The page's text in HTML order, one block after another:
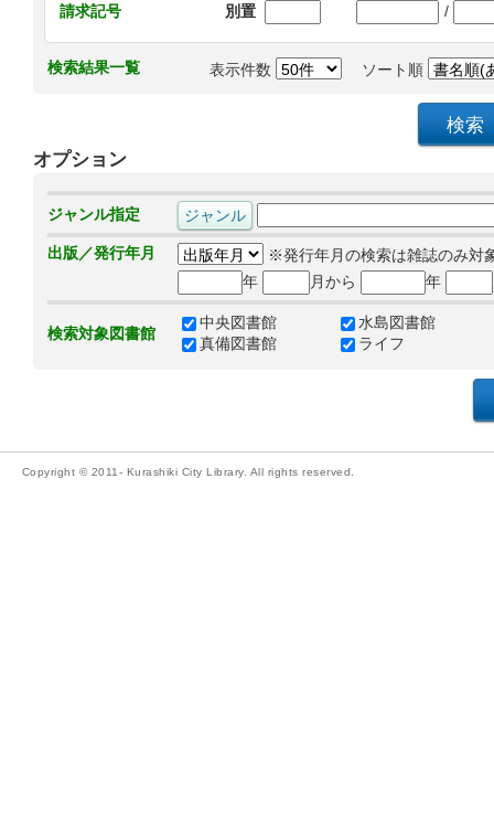
請求記号
別置 /
検索結果一覧 表示件数 ソート順
オプション
ジャンル指定
出版／発行年月
※発行年月の検索は雑誌のみ対
年
月から 年
検索対象図書館
中央図書館
水島図書館
真備図書館
ライフ
Copyright © 2011- Kurashiki City Library. All rights reserved.